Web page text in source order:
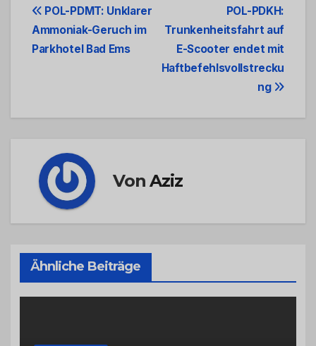
Beitrags-
Navigation
POL-PDKH:
Trunkenheitsfahrt auf
E-Scooter endet mit
Haftbefehlsvollstrecku
ng
POL-PDMT: Unklarer
Ammoniak-Geruch im
Parkhotel Bad Ems
VonAziz
Ähnliche Beiträge